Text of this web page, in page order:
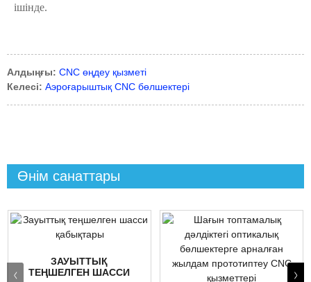
ішінде.
Алдыңғы: CNC өңдеу қызметі
Келесі: Аэроғарыштық CNC бөлшектері
Өнім санаттары
ЗАУЫТТЫҚ
ТЕҢШЕЛГЕН ШАССИ